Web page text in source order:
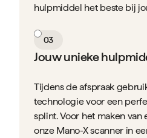
hulpmiddel het beste bij
03
Jouw unieke
Tijdens de afspraak
technologie voor een
splint. Voor het maken
onze Mano-X scanner in